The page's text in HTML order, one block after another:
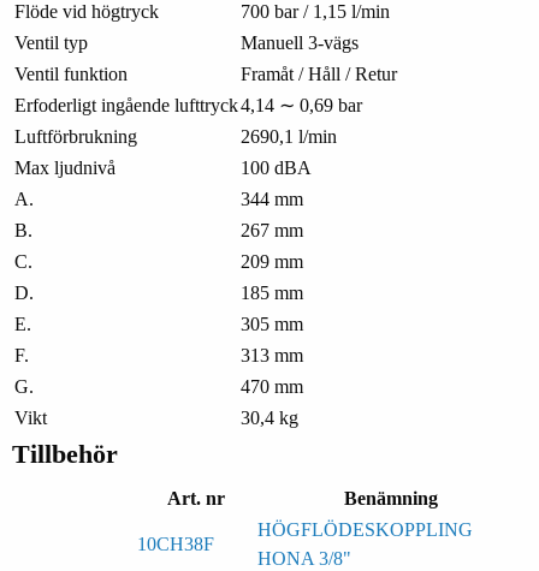
Flöde vid högtryck
700 bar / 1,15 l/min
Ventil typ
Manuell 3-vägs
Ventil funktion
Framåt / Håll / Retur
Erfoderligt ingående lufttryck4,14 ∼ 0,69 bar
Luftförbrukning
2690,1 l/min
Max ljudnivå
100 dBA
A.
344 mm
B.
267 mm
C.
209 mm
D.
185 mm
E.
305 mm
F.
313 mm
G.
470 mm
Vikt
30,4 kg
Tillbehör
Art. nr Benämning
10CH38F
HÖGFLÖDESKOPPLING
HONA 3/8"